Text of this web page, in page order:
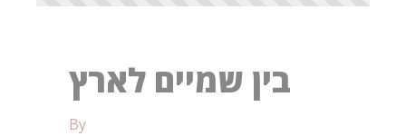
בין שמיים לארץ
By